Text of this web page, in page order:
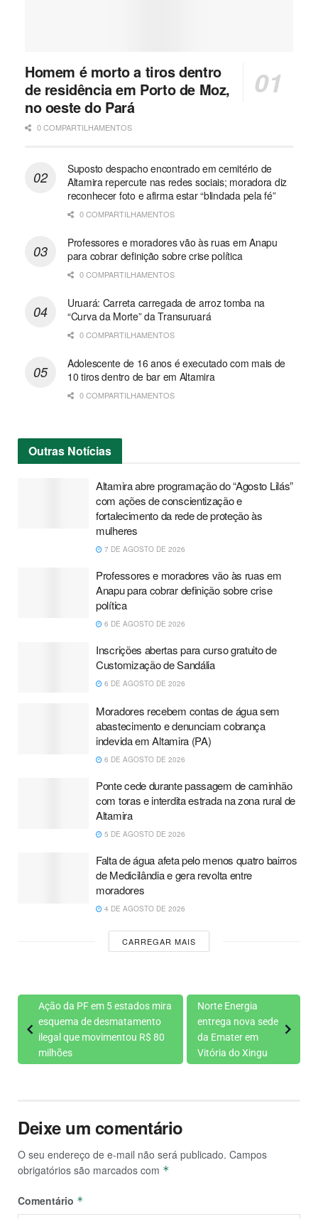
Homem é morto a tiros dentro
de residência em Porto de Moz,
no oeste do Pará
0 COMPARTILHAMENTOS
Suposto despacho encontrado em cemitério de
Altamira repercute nas redes sociais; moradora diz
reconhecer foto e afirma estar “blindada pela fé”
0 COMPARTILHAMENTOS
Professores e moradores vão às ruas em Anapu
para cobrar definição sobre crise política
0 COMPARTILHAMENTOS
Uruará: Carreta carregada de arroz tomba na
“Curva da Morte” da Transuruará
0 COMPARTILHAMENTOS
Adolescente de 16 anos é executado com mais de
10 tiros dentro de bar em Altamira
0 COMPARTILHAMENTOS
Outras Notícias
Altamira abre programação do “Agosto Lilás”
com ações de conscientização e
fortalecimento da rede de proteção às
mulheres
7 DE AGOSTO DE 2026
Professores e moradores vão às ruas em
Anapu para cobrar definição sobre crise
política
6 DE AGOSTO DE 2026
Inscrições abertas para curso gratuito de
Customização de Sandália
6 DE AGOSTO DE 2026
Moradores recebem contas de água sem
abastecimento e denunciam cobrança
indevida em Altamira (PA)
6 DE AGOSTO DE 2026
Ponte cede durante passagem de caminhão
com toras e interdita estrada na zona rural de
Altamira
5 DE AGOSTO DE 2026
Falta de água afeta pelo menos quatro bairros
de Medicilândia e gera revolta entre
moradores
4 DE AGOSTO DE 2026
CARREGAR MAIS
Ação da PF em 5 estados mira
esquema de desmatamento
ilegal que movimentou R$ 80
milhões
Norte Energia
entrega nova sede
da Emater em
Vitória do Xingu
Deixe um comentário
O seu endereço de e-mail não será publicado. Campos
obrigatórios são marcados com *
Comentário *